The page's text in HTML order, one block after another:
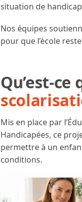
situation de
Nos équipes
pour que l’école
Qu’est-ce
Mis en place par
Handicapées, ce
permettre à un
conditions.